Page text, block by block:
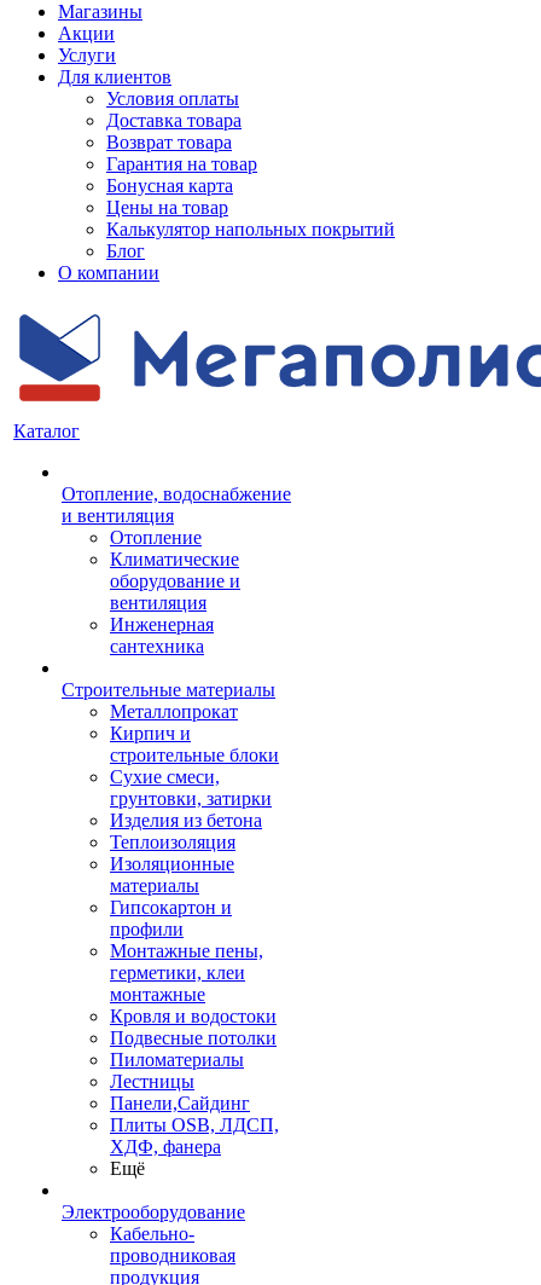
Магазины
Акции
Услуги
Для клиентов
Условия оплаты
Доставка товара
Возврат товара
Гарантия на товар
Бонусная карта
Цены на товар
Калькулятор напольных покрытий
Блог
О компании
Каталог
Отопление, водоснабжение
и вентиляция
Отопление
Климатические
оборудование и
вентиляция
Инженерная
сантехника
Строительные материалы
Металлопрокат
Кирпич и
строительные блоки
Сухие смеси,
грунтовки, затирки
Изделия из бетона
Теплоизоляция
Изоляционные
материалы
Гипсокартон и
профили
Монтажные пены,
герметики, клеи
монтажные
Кровля и водостоки
Подвесные потолки
Пиломатериалы
Лестницы
Панели,Сайдинг
Плиты OSB, ЛДСП,
ХДФ, фанера
Ещё
Электрооборудование
Кабельно-
проводниковая
продукция